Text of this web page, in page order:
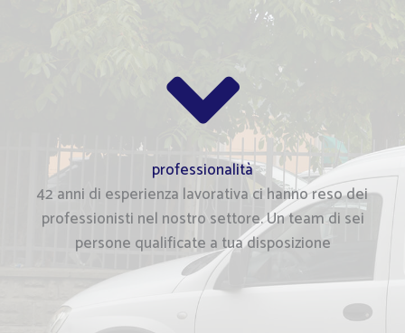
professionalità
42 anni di esperienza lavorativa ci hanno reso dei
professionisti nel nostro settore. Un team di sei
persone qualificate a tua disposizione